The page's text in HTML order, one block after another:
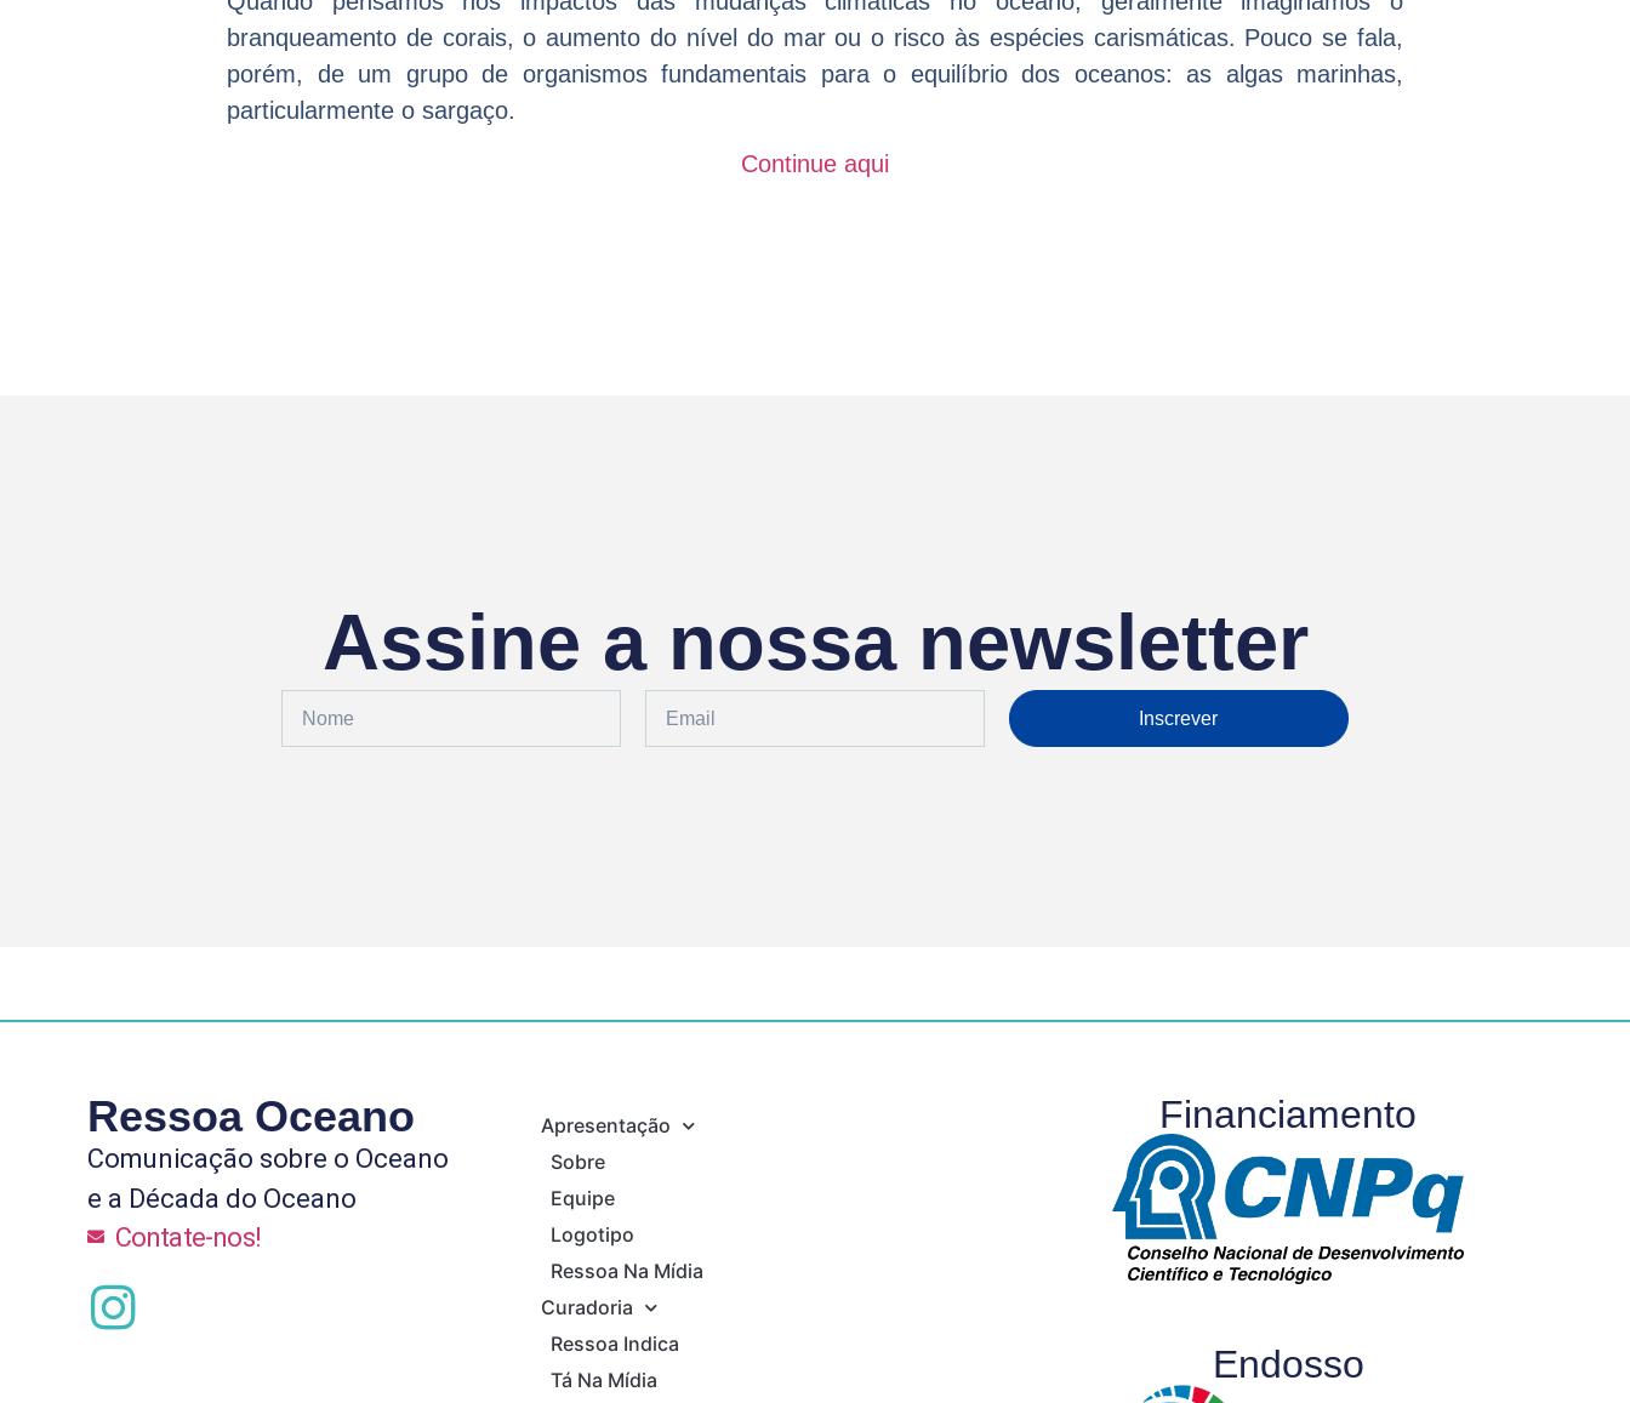
branqueamento de corais, o aumento do nível do mar ou o risco às espécies carismáticas. Pouco se fala,
porém, de um grupo de organismos fundamentais para o equilíbrio dos oceanos: as algas marinhas,
particularmente o sargaço.
Continue aqui
Assine a nossa newsletter
Inscrever
Ressoa Oceano
Comunicação sobre o Oceano
e a Década do Oceano
Contate-nos!
Apresentação
Sobre
Equipe
Logotipo
Ressoa Na Mídia
Curadoria
Ressoa Indica
Tá Na Mídia
Financiamento
Endosso